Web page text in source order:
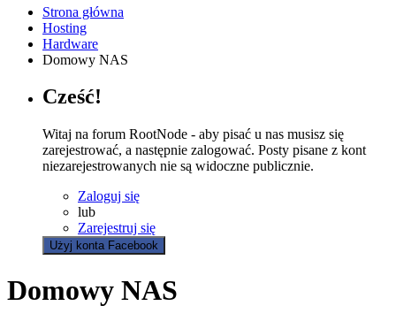
Strona główna
Hosting
Hardware
Domowy NAS
Cześć!
Witaj na forum RootNode - aby pisać u nas musisz się
zarejestrować, a następnie zalogować. Posty pisane z kont
niezarejestrowanych nie są widoczne publicznie.
Zaloguj się
lub
Zarejestruj się
Użyj konta Facebook
Domowy NAS